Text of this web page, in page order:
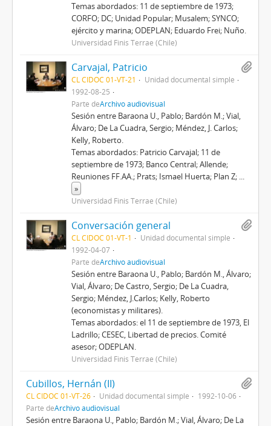
Temas abordados: 11 de septiembre de 1973;
CORFO; DC; Unidad Popular; Musalem; SYNCO;
ejército y marina; ODEPLAN; Eduardo Frei; Nuño.
Universidad Finis Terrae (Chile)
Carvajal, Patricio
CL CIDOC 01-VT-21
Unidad documental simple
1992-08-25
Parte deArchivo audiovisual
Sesión entre Baraona U., Pablo; Bardón M.; Vial,
Álvaro; De La Cuadra, Sergio; Méndez, J. Carlos;
Kelly, Roberto.
Temas abordados: Patricio Carvajal; 11 de
septiembre de 1973; Banco Central; Allende;
Reuniones FF.AA.; Prats; Ismael Huerta; Plan Z; ...
»
Universidad Finis Terrae (Chile)
Conversación general
CL CIDOC 01-VT-1
Unidad documental simple
1992-04-07
Parte deArchivo audiovisual
Sesión entre Baraona U., Pablo; Bardón M., Álvaro;
Vial, Álvaro; De Castro, Sergio; De La Cuadra,
Sergio; Méndez, J.Carlos; Kelly, Roberto
(economistas y militares).
Temas abordados: el 11 de septiembre de 1973, El
Ladrillo; CESEC, Libertad de precios. Comité
asesor; ODEPLAN.
Universidad Finis Terrae (Chile)
Cubillos, Hernán (II)
CL CIDOC 01-VT-26 Unidad documental simple
1992-10-06
Parte deArchivo audiovisual
Sesión entre Baraona U., Pablo; Bardón M.; Vial, Álvaro; De La